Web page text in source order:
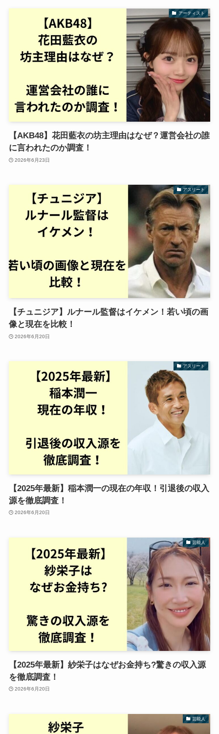
アーティスト
【AKB48】花田藍衣の坊主理由はなぜ？運営会社の誰
に言われたのか調査！
2026年6月23日
アスリート
【チュニジア】ルナール監督はイケメン！若い頃の画
像と現在を比較！
2026年6月20日
アスリート
【2025年最新】稲本潤一の現在の年収！引退後の収入
源を徹底調査！
2026年6月20日
芸能人
【2025年最新】紗栄子はなぜお金持ち?驚きの収入源
を徹底調査！
2026年6月20日
芸能人